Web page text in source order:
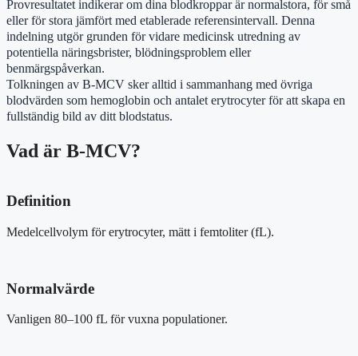
Provresultatet indikerar om dina blodkroppar är normalstora, för små
eller för stora jämfört med etablerade referensintervall. Denna
indelning utgör grunden för vidare medicinsk utredning av
potentiella näringsbrister, blödningsproblem eller
benmärgspåverkan.
Tolkningen av B-MCV sker alltid i sammanhang med övriga
blodvärden som hemoglobin och antalet erytrocyter för att skapa en
fullständig bild av ditt blodstatus.
Vad är B-MCV?
Definition
Medelcellvolym för erytrocyter, mätt i femtoliter (fL).
Normalvärde
Vanligen 80–100 fL för vuxna populationer.